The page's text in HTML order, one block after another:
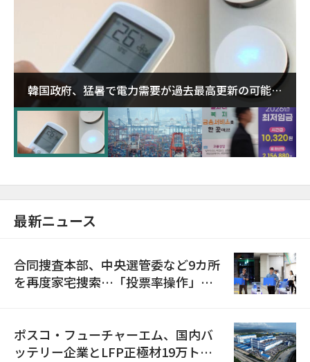
韓国政府、猛暑で電力需要が過去最高更新の可能性
に需給対応体制を点検
最新ニュース
合同捜査本部、中央選管委など9カ所
を再度家宅捜索…「投票率操作」の
ポスコ・フューチャーエム、国内バ
ッテリー企業とLFP正極材19万トン